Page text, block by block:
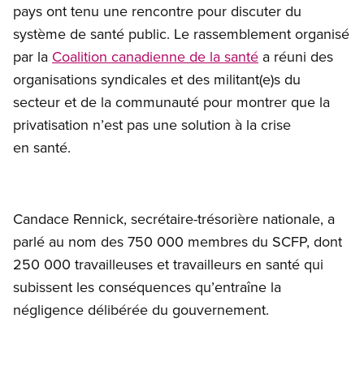
pays ont tenu une rencontre pour discuter du
système de santé public. Le rassemblement organisé
par la Coalition canadienne de la santé a réuni des
organisations syndicales et des militant(e)s du
secteur et de la communauté pour montrer que la
privatisation n’est pas une solution à la crise
en santé.
Candace Rennick, secrétaire-trésorière nationale, a
parlé au nom des 750 000 membres du SCFP, dont
250 000 travailleuses et travailleurs en santé qui
subissent les conséquences qu’entraîne la
négligence délibérée du gouvernement.